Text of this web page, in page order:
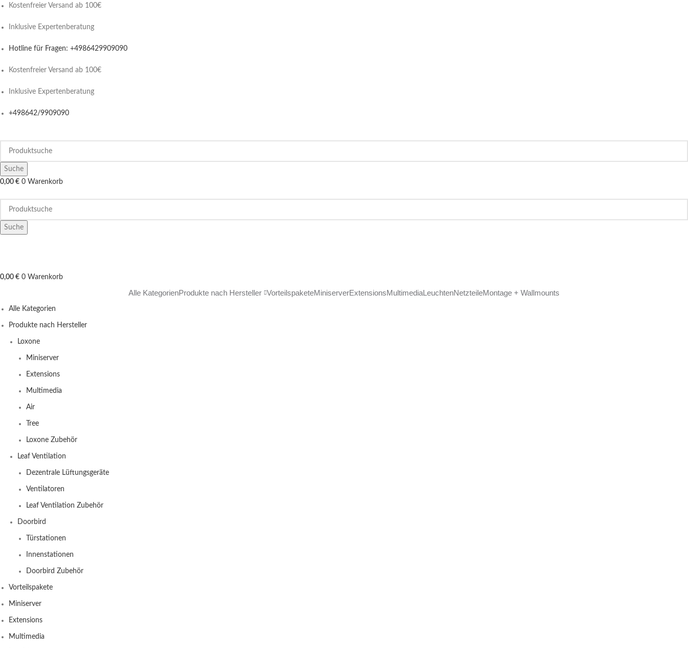
Kostenfreier Versand ab 100€
Inklusive Expertenberatung
Hotline für Fragen: +4986429909090
Kostenfreier Versand ab 100€
Inklusive Expertenberatung
+498642/9909090
Suche
0,00 € 0 Warenkorb
Suche
0,00 € 0 Warenkorb
Alle KategorienProdukte nach Hersteller VorteilspaketeMiniserverExtensionsMultimediaLeuchtenNetzteileMontage + Wallmounts
Alle Kategorien
Produkte nach Hersteller
Loxone
Miniserver
Extensions
Multimedia
Air
Tree
Loxone Zubehör
Leaf Ventilation
Dezentrale Lüftungsgeräte
Ventilatoren
Leaf Ventilation Zubehör
Doorbird
Türstationen
Innenstationen
Doorbird Zubehör
Vorteilspakete
Miniserver
Extensions
Multimedia